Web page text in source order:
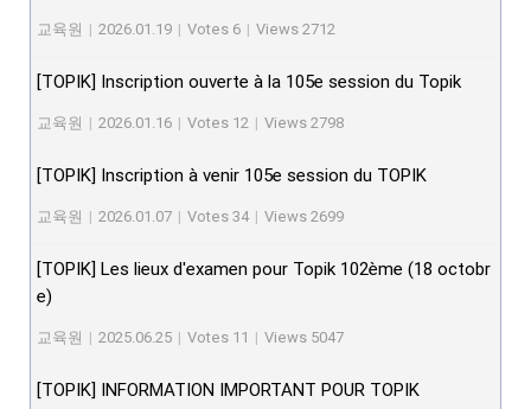
교육원 | 2026.01.19 | Votes 6 | Views 2712
[TOPIK] Inscription ouverte à la 105e session du Topik
교육원 | 2026.01.16 | Votes 12 | Views 2798
[TOPIK] Inscription à venir 105e session du TOPIK
교육원 | 2026.01.07 | Votes 34 | Views 2699
[TOPIK] Les lieux d'examen pour Topik 102ème (18 octobr
e)
교육원 | 2025.06.25 | Votes 11 | Views 5047
[TOPIK] INFORMATION IMPORTANT POUR TOPIK